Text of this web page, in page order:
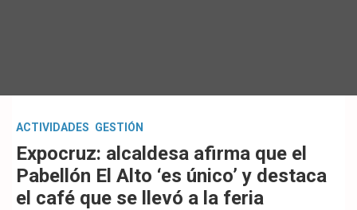
ACTIVIDADES GESTIÓN
Expocruz: alcaldesa afirma que el
Pabellón El Alto ‘es único’ y destaca
el café que se llevó a la feria